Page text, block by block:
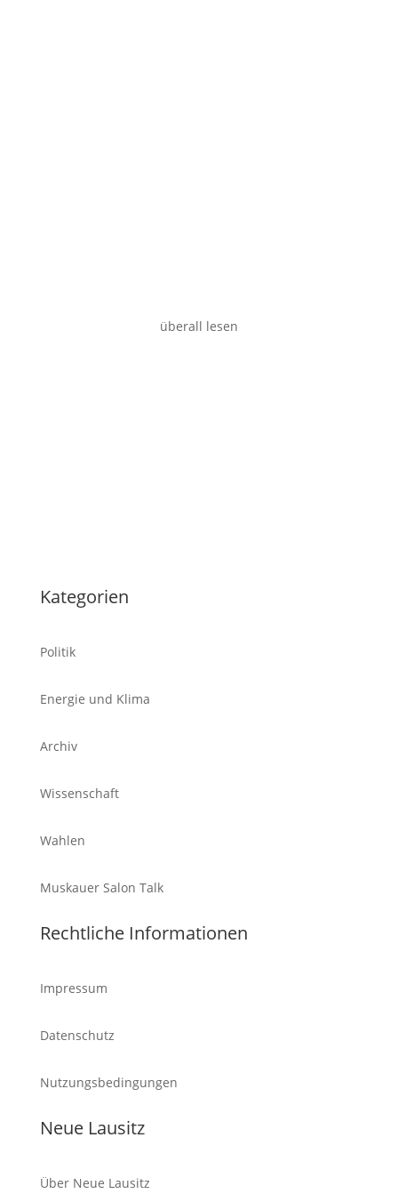
überall lesen
Kategorien
Politik
Energie und Klima
Archiv
Wissenschaft
Wahlen
Muskauer Salon Talk
Rechtliche Informationen
Impressum
Datenschutz
Nutzungsbedingungen
Neue Lausitz
Über Neue Lausitz